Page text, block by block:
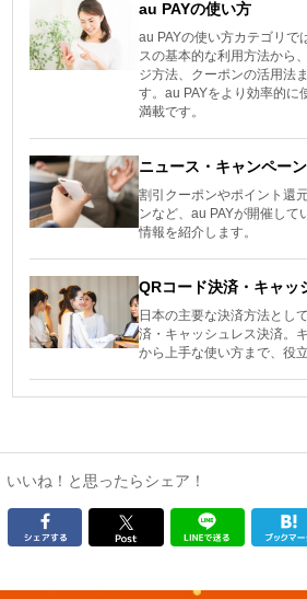
au PAYの使い方
au PAYの使い方カテゴリで
スの基本的な利用方法から
ジ方法、クーポンの活用法
す。au PAYをより効率的に
満載です。
ニュース・キャンペーン
割引クーポンやポイント還
ンなど、au PAYが開催して
情報を紹介します。
QRコード決済・キャッ
日本の主要な決済方法とし
済・キャッシュレス決済。
から上手な使い方まで、役
いいね！と思ったらシェア！